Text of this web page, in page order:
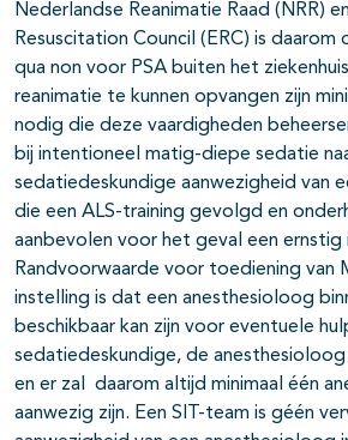
Nederlandse Reanimatie Raad (NRR)
Resuscitation Council (ERC) is
qua non voor PSA buiten het
reanimatie te kunnen opvangen zijn
nodig die deze vaardigheden
bij intentioneel matig-diepe sedatie
sedatiedeskundige aanwezigheid van
die een ALS-training gevolgd en
aanbevolen voor het geval een
Randvoorwaarde voor toediening van
instelling is dat een anesthesioloog
beschikbaar kan zijn voor eventuele
sedatiedeskundige, de
en er zal daarom altijd minimaal één
aanwezig zijn. Een SIT-team is géén